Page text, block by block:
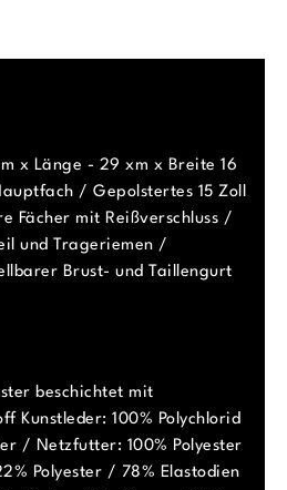
x Länge - 29 xm x Breite 16
/ Gepolstertes 15 Zoll
Fächer mit Reißverschluss /
und Trageriemen /
Brust- und Taillengurt
beschichtet mit
Kunstleder: 100% Polychlorid
/ Netzfutter: 100% Polyester
Polyester / 78% Elastodien